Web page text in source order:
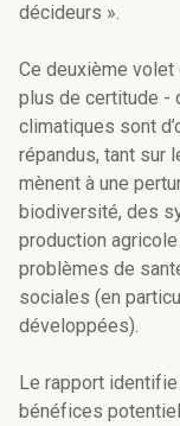
décideurs ».
Ce deuxième
plus de certitude -
climatiques sont
répandus, tant sur
mènent à une
biodiversité, des
production
problèmes de
sociales (en
développées).
Le rapport
bénéfices